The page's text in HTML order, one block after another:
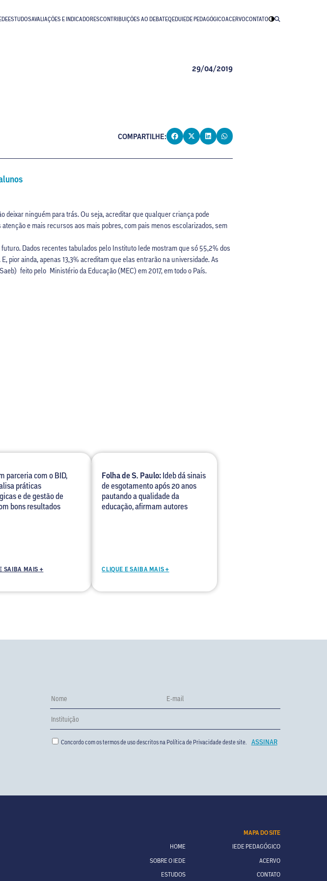
ESTUDOSAVALIAÇÕES E INDICADORESCONTRIBUIÇÕES AO DEBATEQEDUIEDE PEDAGÓGICOACERVOCONTATO
29/04/2019
COMPARTILHE:
deixar ninguém para trás. Ou seja, acreditar que qualquer criança pode
e mais recursos aos mais pobres, com pais menos escolarizados, sem
Dados recentes tabulados pelo Instituto Iede mostram que só 55,2% dos
pior ainda, apenas 13,3% acreditam que elas entrarão na universidade. As
feito pelo Ministério da Educação (MEC) em 2017, em todo o País.
parceria com o BID,
práticas
e de gestão de
bons resultados
SAIBA MAIS +
Folha de S. Paulo:Ideb dá sinais
de esgotamento após 20 anos
pautando a qualidade da
educação, afirmam autores
CLIQUE E SAIBA MAIS +
Concordo com os termos de uso descritos naPolítica de Privacidadedeste site.
MAPA DO SITE
HOME
SOBRE O IEDE
ESTUDOS
IEDE PEDAGÓGICO
ACERVO
CONTATO